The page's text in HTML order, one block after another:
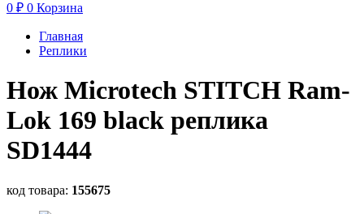
0 ₽ 0 Корзина
Главная
Реплики
Нож Microtech STITCH Ram-
Lok 169 black реплика
SD1444
код товара: 155675